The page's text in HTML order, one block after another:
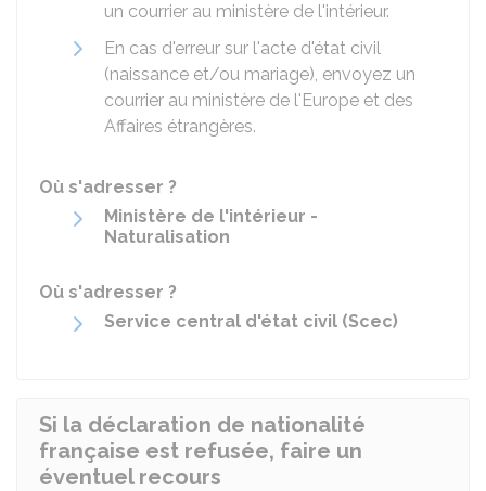
un courrier au ministère de l'intérieur.
En cas d'erreur sur l'acte d'état civil
(naissance et/ou mariage), envoyez un
courrier au ministère de l'Europe et des
Affaires étrangères.
Où s'adresser ?
Ministère de l'intérieur -
Naturalisation
Où s'adresser ?
Service central d'état civil (Scec)
Si la déclaration de nationalité
française est refusée, faire un
éventuel recours